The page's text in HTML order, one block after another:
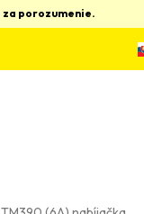
porozumenie.